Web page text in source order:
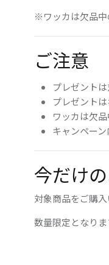
※ワッカは欠品中
ご注意
プレゼント
プレゼント
ワッカは欠
キャンペー
今だけ
対象商品をご購入
数量限定となり